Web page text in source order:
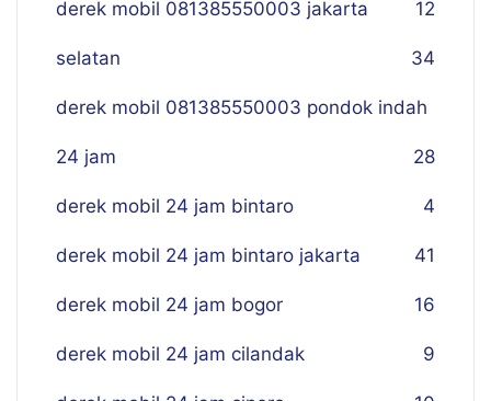
12
derek mobil 081385550003 jakarta
selatan 34
derek mobil 081385550003 pondok indah
24 jam 28
derek mobil 24 jam bintaro 4
derek mobil 24 jam bintaro jakarta 41
derek mobil 24 jam bogor 16
derek mobil 24 jam cilandak 9